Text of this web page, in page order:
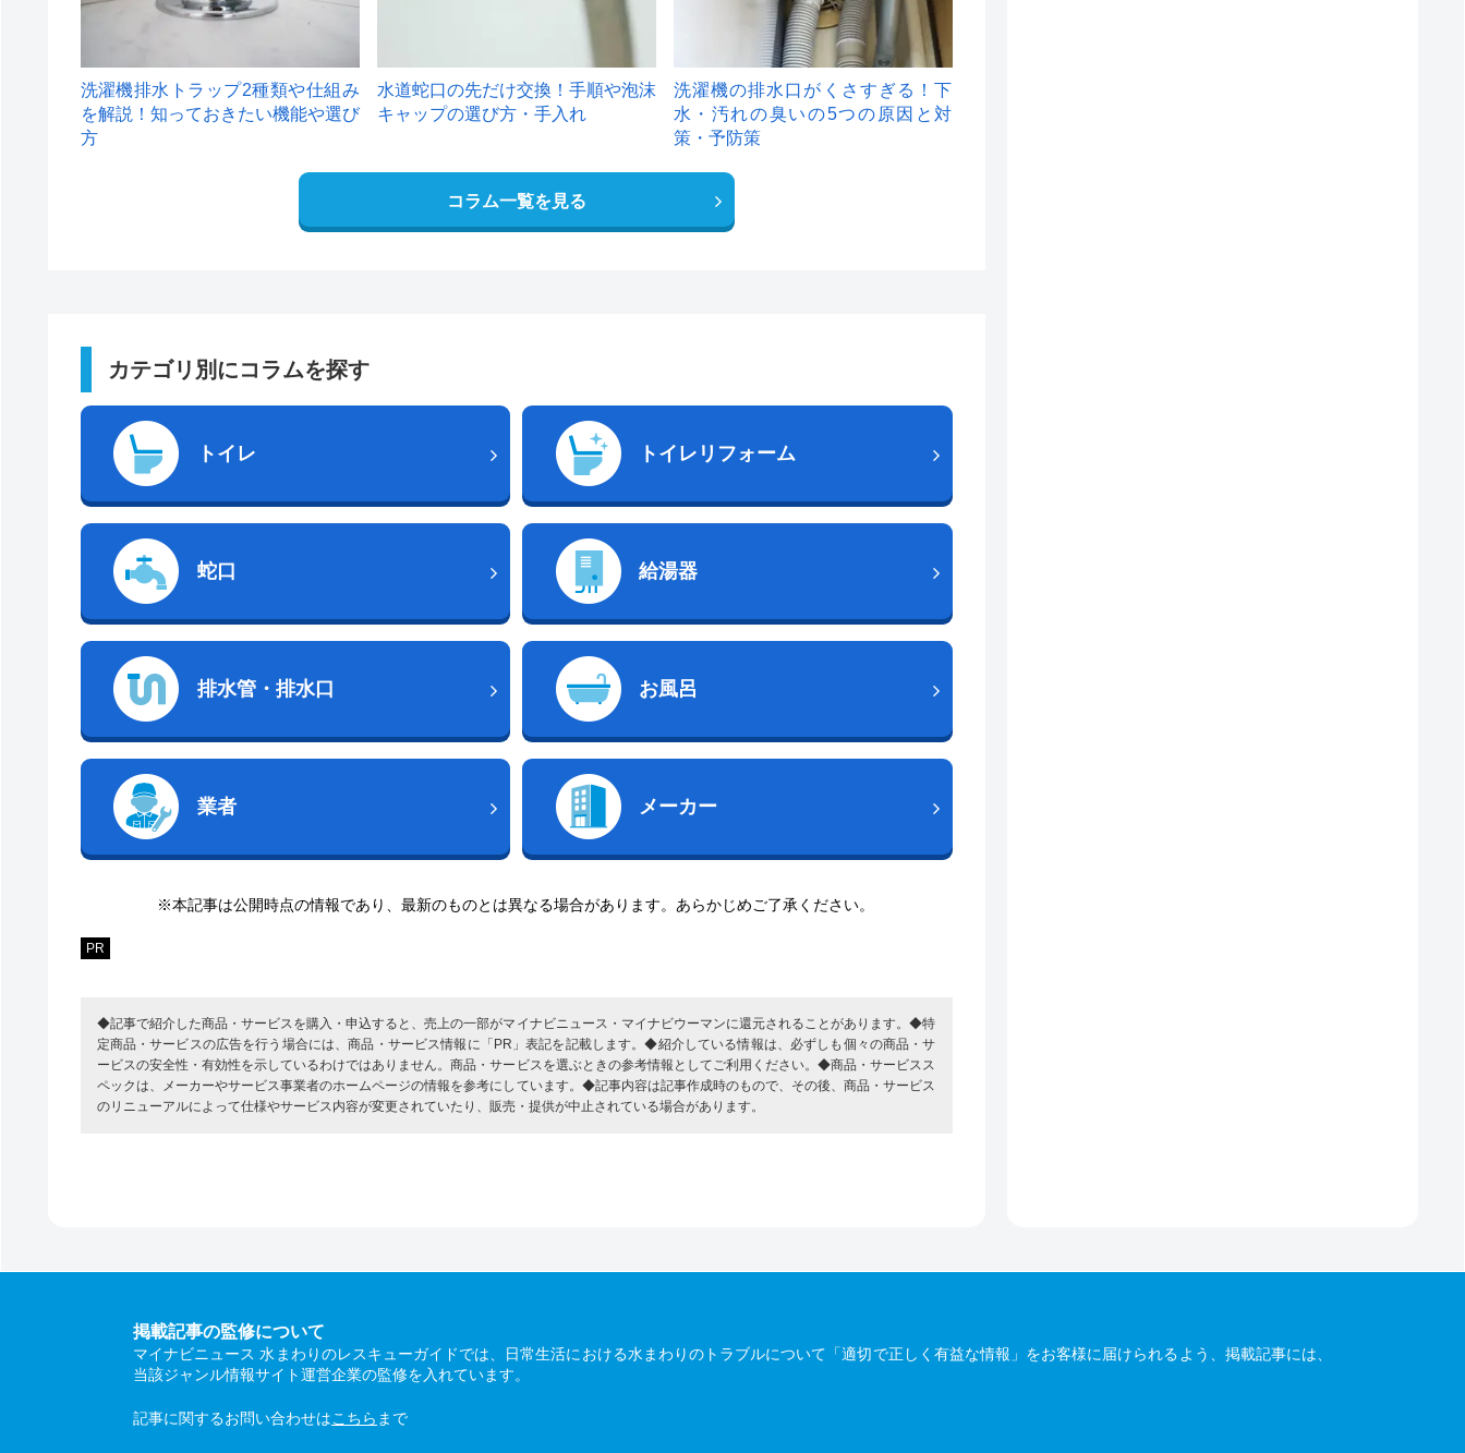
洗濯機排水トラップ2種類や仕組み
を解説！知っておきたい機能や選び
方
水道蛇口の先だけ交換！手順や泡沫
キャップの選び方・手入れ
洗濯機の排水口がくさすぎる！下
水・汚れの臭いの5つの原因と対
策・予防策
コラム一覧を見る
カテゴリ別にコラムを探す
トイレ トイレリフォーム
蛇口 給湯器
排水管・排水口 お風呂
業者 メーカー
※本記事は公開時点の情報であり、最新のものとは異なる場合があります。あらかじめご了承ください。
PR
◆記事で紹介した商品・サービスを購入・申込すると、売上の一部がマイナビニュース・マイナビウーマンに還元されることがあります。◆特
定商品・サービスの広告を行う場合には、商品・サービス情報に「PR」表記を記載します。◆紹介している情報は、必ずしも個々の商品・サ
ービスの安全性・有効性を示しているわけではありません。商品・サービスを選ぶときの参考情報としてご利用ください。◆商品・サービスス
ペックは、メーカーやサービス事業者のホームページの情報を参考にしています。◆記事内容は記事作成時のもので、その後、商品・サービス
のリニューアルによって仕様やサービス内容が変更されていたり、販売・提供が中止されている場合があります。
掲載記事の監修について
マイナビニュース 水まわりのレスキューガイドでは、日常生活における水まわりのトラブルについて「適切で正しく有益な情報」をお客様に届けられるよう、掲載記事には、
当該ジャンル情報サイト運営企業の監修を入れています。
記事に関するお問い合わせはこちら まで